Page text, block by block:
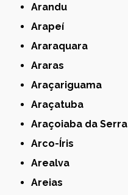
Arandu
Arapeí
Araraquara
Araras
Araçariguama
Araçatuba
Araçoiaba da Serra
Arco-Íris
Arealva
Areias